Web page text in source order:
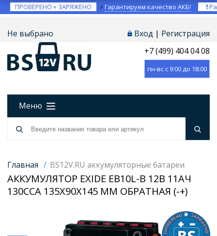
ПРОВЕРЕНО + ЗАРЯЖЕНО ⚡Гарантируем качество АКБ! ❗
Не выбрано Вход | Регистрация
+7 (499) 404 04 08
пн-вс с 9:00 до 18:00
Меню
Главная / BS12V.RU аккумуляторные батареи
АККУМУЛЯТОР EXIDE EB10L-B 12В 11АЧ
130CCA 135X90X145 ММ ОБРАТНАЯ (-+)